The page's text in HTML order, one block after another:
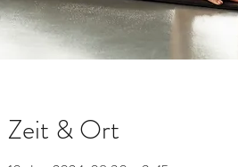
Zeit & Ort